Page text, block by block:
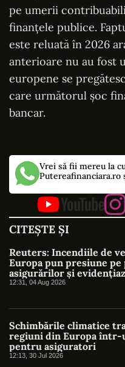
pe umerii
finanțele publice.
este reluată în 2026
anterioare nu au fost
europene se
care următorul șoc
bancar.
Vrei să fii mereu la
Putereafinanciara.ro
CITEȘTE ȘI
Reuters: Incendiile de
Europa pun presiune pe
asigurărilor și
protecției împotriva
12:31, 04 Aug 2026
Schimbările climatice
regiuni din Europa într-
pentru asiguratori
12:13, 30 Jul 2026